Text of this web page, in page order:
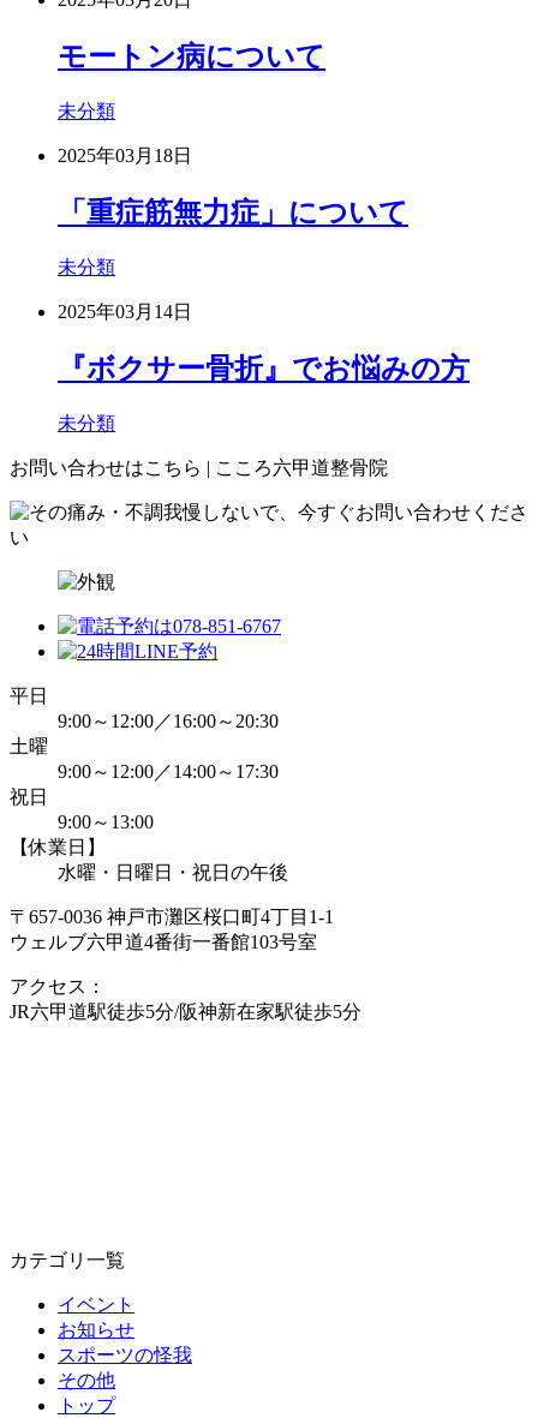
モートン病について
未分類
2025年03月18日
「重症筋無力症」について
未分類
2025年03月14日
『ボクサー骨折』でお悩みの方
未分類
お問い合わせはこちら | こころ六甲道整骨院
平日
9:00～12:00／16:00～20:30
土曜
9:00～12:00／14:00～17:30
祝日
9:00～13:00
【休業日】
水曜・日曜日・祝日の午後
〒657-0036 神戸市灘区桜口町4丁目1-1
ウェルブ六甲道4番街一番館103号室
アクセス：
JR六甲道駅徒歩5分/阪神新在家駅徒歩5分
カテゴリ一覧
イベント
お知らせ
スポーツの怪我
その他
トップ